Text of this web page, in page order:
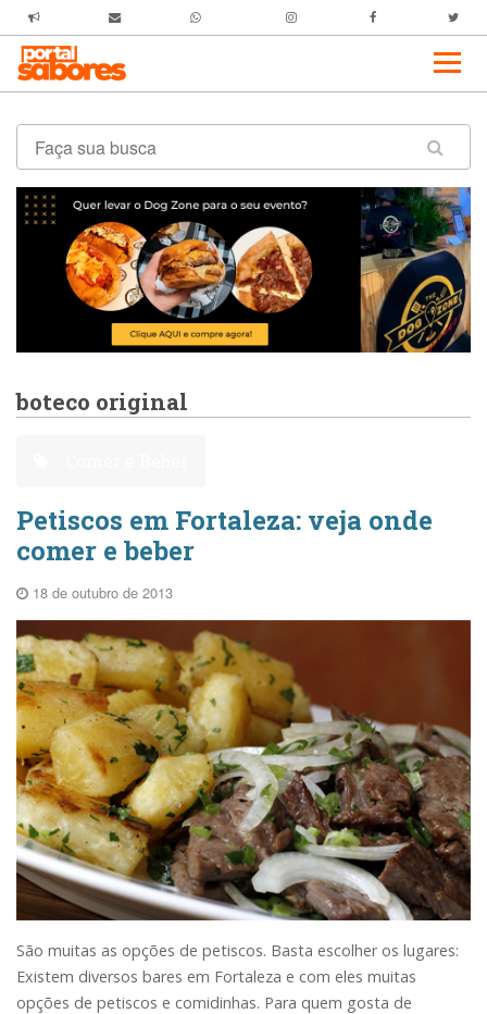
boteco original
Petiscos em Fortaleza: veja onde
comer e beber
18 de outubro de 2013
São muitas as opções de petiscos. Basta escolher os lugares:
Existem diversos bares em Fortaleza e com eles muitas
opções de petiscos e comidinhas. Para quem gosta de